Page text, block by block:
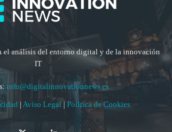
el análisis del entorno digital y de la innovación
IT
info@digitalinnovationnews.es
| Aviso Legal | Política de Cookies